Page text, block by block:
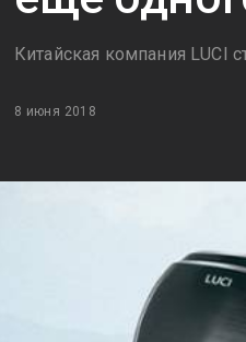
Китайская компания LUCI
8 июня 2018